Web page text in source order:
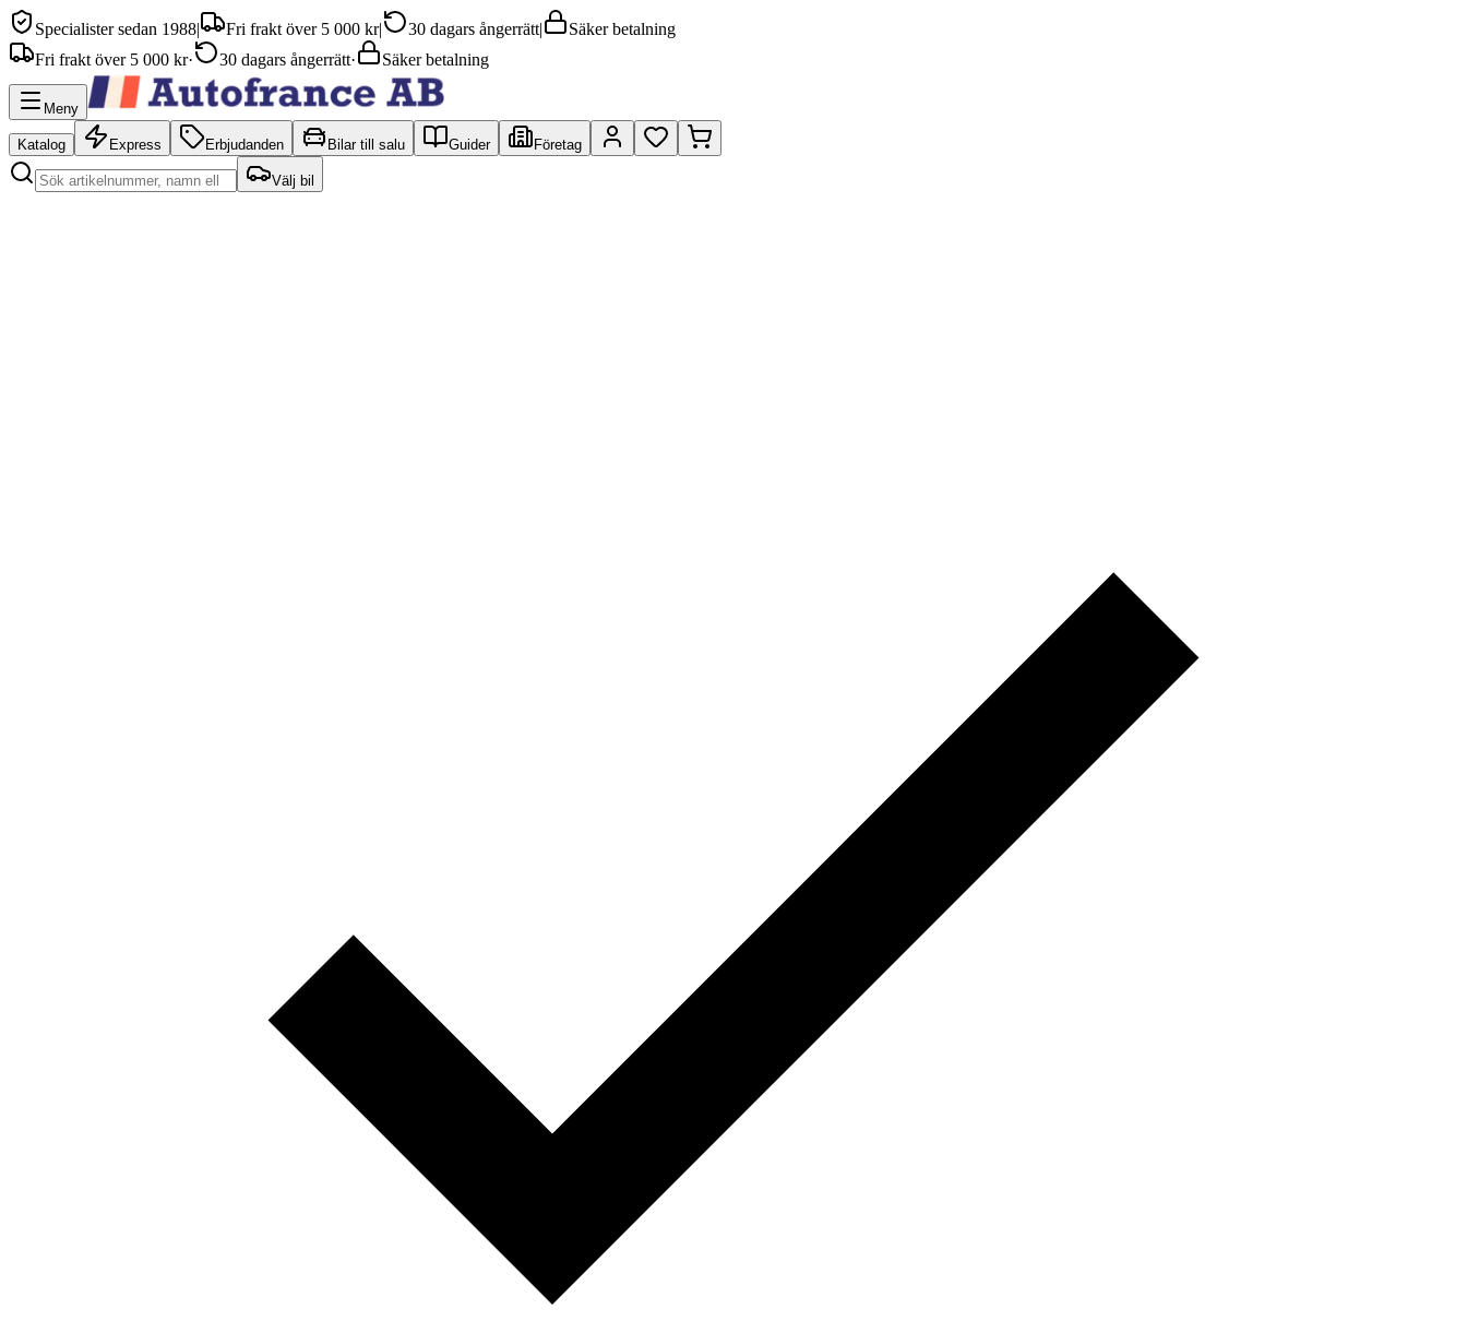
Specialister sedan 1988| Fri frakt över 5 000 kr| 30 dagars ångerrätt|
Säker betalning
Fri frakt över 5 000 kr· 30 dagars ångerrätt· Säker betalning
Meny
Katalog Express Erbjudanden Bilar till salu Guider Företag
Välj bil